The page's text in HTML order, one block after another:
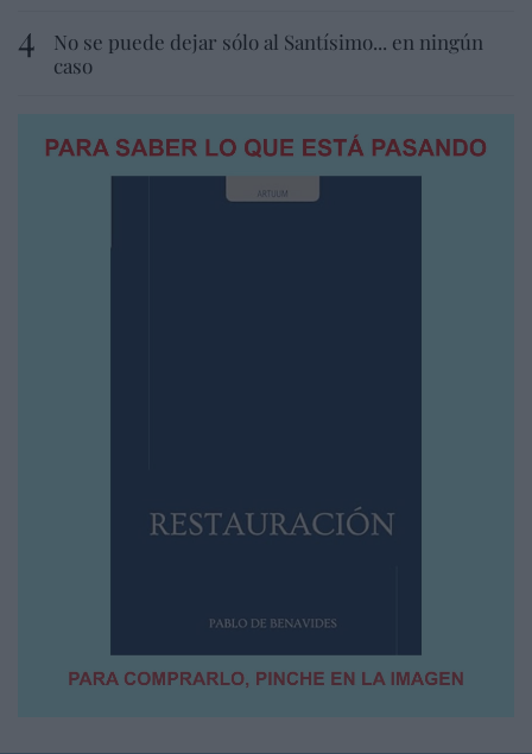
No se puede dejar sólo al Santísimo... en ningún
caso